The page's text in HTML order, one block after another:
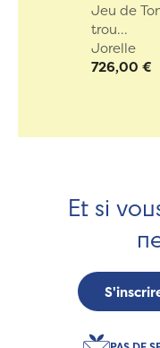
Jeu de
trou...
Jorelle
726,00 €
Et si